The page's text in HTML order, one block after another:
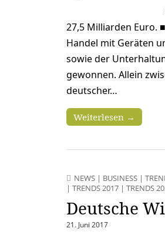
27,5 Milliarden Euro.
Handel mit Geräten
sowie der
gewonnen. Allein
deutscher…
Weiterlesen →
NEWS| BUSINESS|
| TRENDS 2017| TRENDS
Deutsche
21. Juni 2017